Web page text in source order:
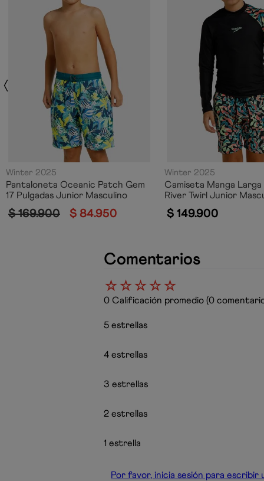
Winter 2025
Pantaloneta Oceanic Patch Gem
17 Pulgadas Junior Masculino
$ 169.900 $ 84.950
Winter 2025
Camiseta Manga Larga
River Twirl Junior
$ 149.900
Comentarios
☆☆☆☆☆
0 Calificación promedio (0
5 estrellas
4 estrellas
3 estrellas
2 estrellas
1 estrella
Por favor, inicia sesión para escribir